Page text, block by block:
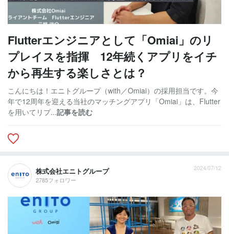
Flutterエンジニアとして「Omiai」のリ
プレイスを指揮 12年続くアプリをイチ
から再生する楽しさとは？
こんにちは！エニトグループ（with／Omiai）の採用担当です。今
年で12周年を迎える当社のマッチングアプリ「Omiai」は、Flutter
を用いてリプ...記事を読む
株式会社エニトグループ
2785フォロワー
2024/07/12